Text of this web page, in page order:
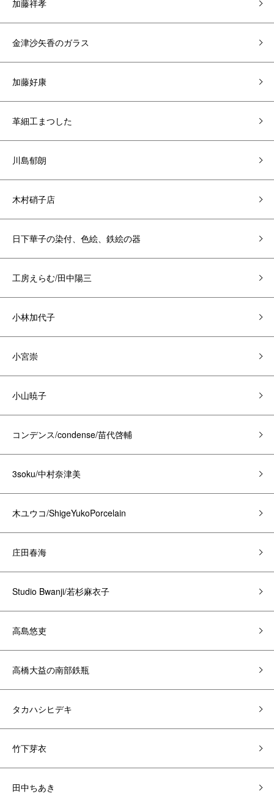
加藤祥孝
金津沙矢香のガラス
加藤好康
革細工まつした
川島郁朗
木村硝子店
日下華子の染付、色絵、鉄絵の器
工房えらむ/田中陽三
小林加代子
小宮崇
小山暁子
コンデンス/condense/苗代啓輔
3soku/中村奈津美
木ユウコ/ShigeYukoPorcelain
庄田春海
Studio Bwanji/若杉麻衣子
高島悠吏
高橋大益の南部鉄瓶
タカハシヒデキ
竹下芽衣
田中ちあき